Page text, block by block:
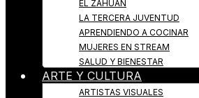
EL ZAHÚAN
LA TERCERA JUVENTUD
APRENDIENDO A COCINAR
MUJERES EN STREAM
SALUD Y BIENESTAR
ARTE Y CULTURA
ARTISTAS VISUALES